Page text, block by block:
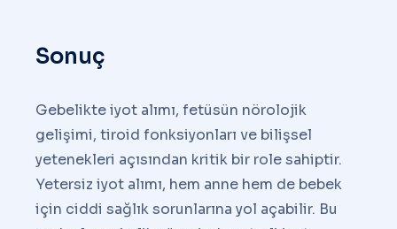
Sonuç
Gebelikte iyot alımı, fetüsün nörolojik
gelişimi, tiroid fonksiyonları ve bilişsel
yetenekleri açısından kritik bir role sahiptir.
Yetersiz iyot alımı, hem anne hem de bebek
için ciddi sağlık sorunlarına yol açabilir. Bu